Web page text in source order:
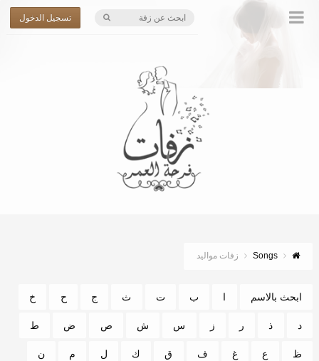
تسجيل الدخول
Songs زفات مواليد
ابحث بالاسم ا ب ت ث ج ح خ
د ذ ر ز س ش ص ض ط
ظ ع غ ف ق ك ل م ن